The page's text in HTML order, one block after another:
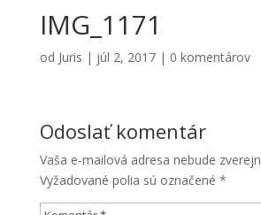
IMG_1171
od Juris | júl 2, 2017| 0 komentárov
Odoslať komentár
Vaša e-mailová adresa nebude
Vyžadované polia sú označené *